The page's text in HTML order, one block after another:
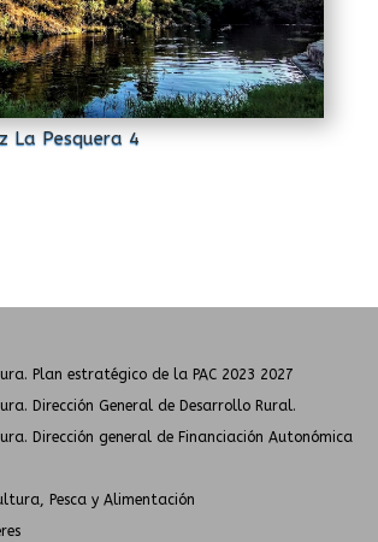
La Pesquera 4
Plan estratégico de la PAC 2023 2027
Dirección General de Desarrollo Rural.
Dirección general de Financiación Autonómica
Pesca y Alimentación